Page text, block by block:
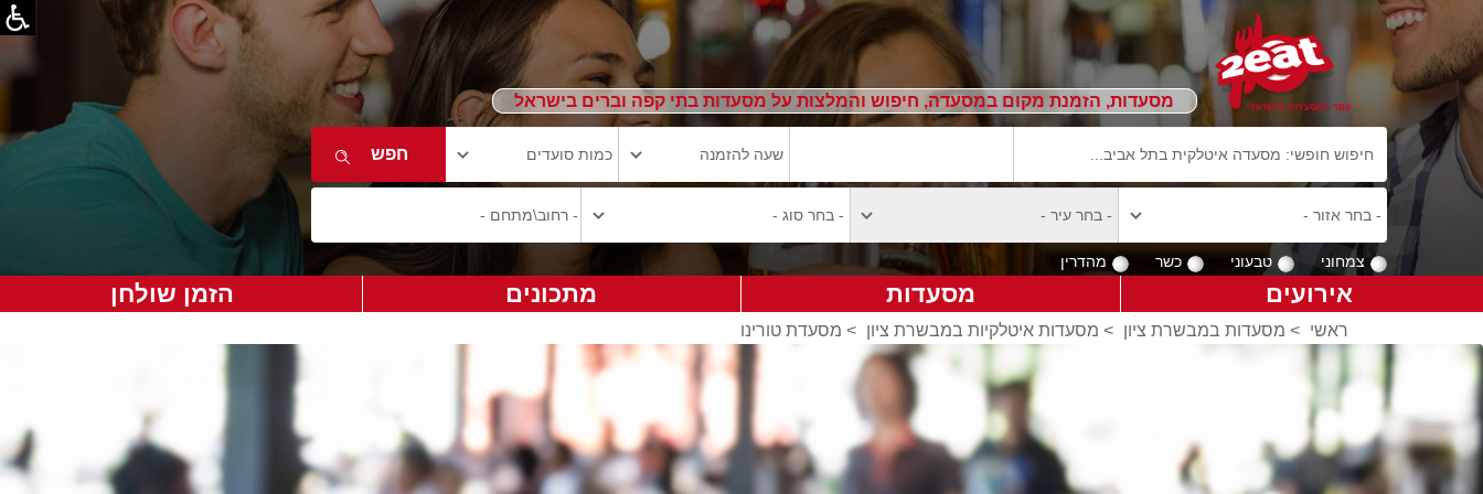
מסעדות, הזמנת מקום במסעדה, חיפוש והמלצות על מסעדות בתי קפה וברים בישראל
צמחוני טבעוני כשר מהדרין
אירועים מסעדות מתכונים הזמן שולחן
ראשי > מסעדות במבשרת ציון > מסעדות איטלקיות במבשרת ציון > מסעדת טורינו